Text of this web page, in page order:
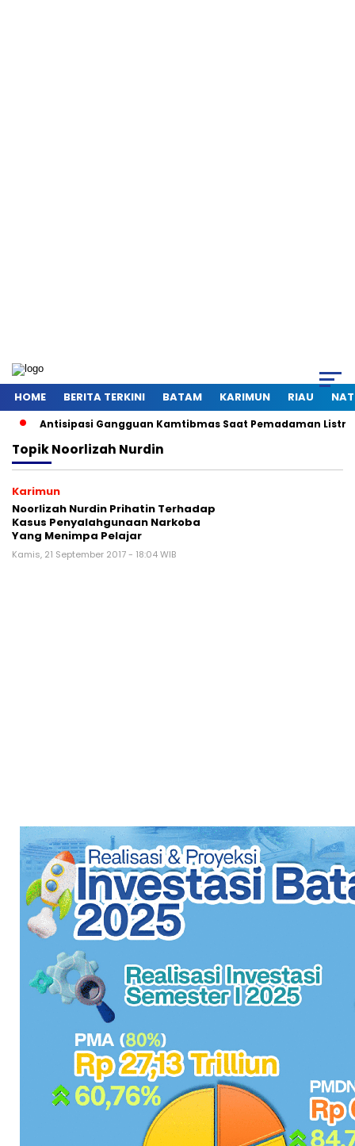
HOME BERITA TERKINI BATAM KARIMUN RIAU
Gangguan Kamtibmas Saat Pemadaman Listrik, Ini Pesan
TopikNoorlizah Nurdin
Karimun
Noorlizah Nurdin Prihatin Terhadap
Kasus Penyalahgunaan Narkoba
Yang Menimpa Pelajar
Kamis, 21 September 2017 - 18:04 WIB